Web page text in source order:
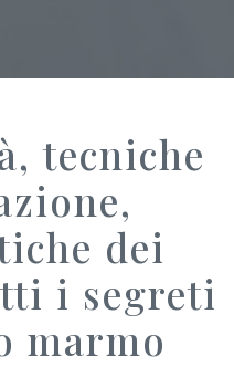
tecniche
dei
i segreti
marmo